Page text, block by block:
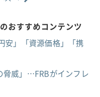
おすすめコンテンツ
安」「資源価格」「携
脅威」…FRBがインフレ